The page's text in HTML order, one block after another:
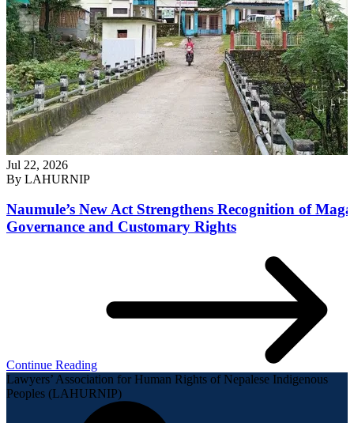
Jul 22, 2026
By LAHURNIP
Naumule’s New Act Strengthens Recognition of
Governance and Customary Rights
Continue Reading
Lawyers’ Association for Human Rights of Nepalese Indigenous
Peoples (LAHURNIP)